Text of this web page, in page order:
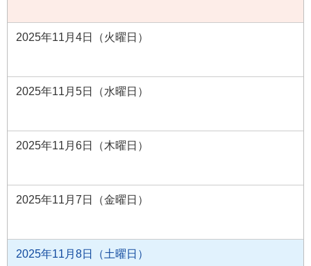
2025年11月4日（火曜日）
2025年11月5日（水曜日）
2025年11月6日（木曜日）
2025年11月7日（金曜日）
2025年11月8日（土曜日）